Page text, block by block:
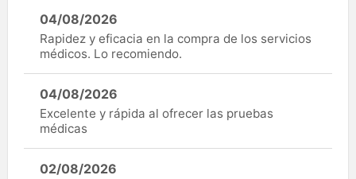
04/08/2026
Rapidez y eficacia en la compra de los servicios
médicos. Lo recomiendo.
04/08/2026
Excelente y rápida al ofrecer las pruebas
médicas
02/08/2026